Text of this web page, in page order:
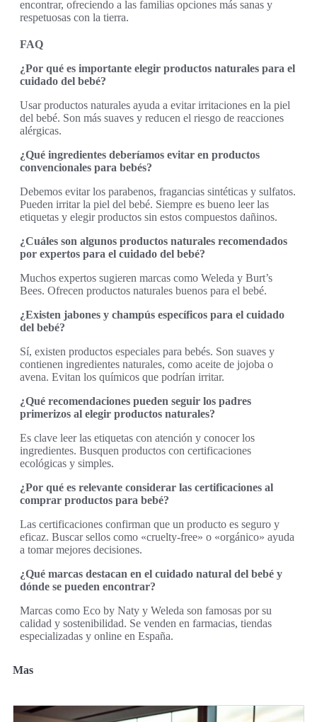
encontrar, ofreciendo a las familias opciones más sanas y
respetuosas con la tierra.
FAQ
¿Por qué es importante elegir productos naturales para el
cuidado del bebé?
Usar productos naturales ayuda a evitar irritaciones en la piel
del bebé. Son más suaves y reducen el riesgo de reacciones
alérgicas.
¿Qué ingredientes deberíamos evitar en productos
convencionales para bebés?
Debemos evitar los parabenos, fragancias sintéticas y sulfatos.
Pueden irritar la piel del bebé. Siempre es bueno leer las
etiquetas y elegir productos sin estos compuestos dañinos.
¿Cuáles son algunos productos naturales recomendados
por expertos para el cuidado del bebé?
Muchos expertos sugieren marcas como Weleda y Burt’s
Bees. Ofrecen productos naturales buenos para el bebé.
¿Existen jabones y champús específicos para el cuidado
del bebé?
Sí, existen productos especiales para bebés. Son suaves y
contienen ingredientes naturales, como aceite de jojoba o
avena. Evitan los químicos que podrían irritar.
¿Qué recomendaciones pueden seguir los padres
primerizos al elegir productos naturales?
Es clave leer las etiquetas con atención y conocer los
ingredientes. Busquen productos con certificaciones
ecológicas y simples.
¿Por qué es relevante considerar las certificaciones al
comprar productos para bebé?
Las certificaciones confirman que un producto es seguro y
eficaz. Buscar sellos como «cruelty-free» o «orgánico» ayuda
a tomar mejores decisiones.
¿Qué marcas destacan en el cuidado natural del bebé y
dónde se pueden encontrar?
Marcas como Eco by Naty y Weleda son famosas por su
calidad y sostenibilidad. Se venden en farmacias, tiendas
especializadas y online en España.
Mas